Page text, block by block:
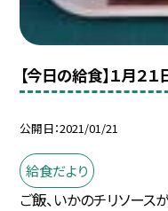
【今日の給食】１月２１
公開日 2021/01/21
給食だより
ご飯、いかのチリソース